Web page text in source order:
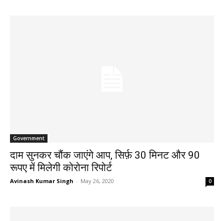
Government
दाम सुनकर चौंक जाएंगे आप, सिर्फ़ 30 मिनट और 90
रूपए में मिलेगी कोरोना रिपोर्ट
Avinash Kumar Singh - May 26, 2020 0